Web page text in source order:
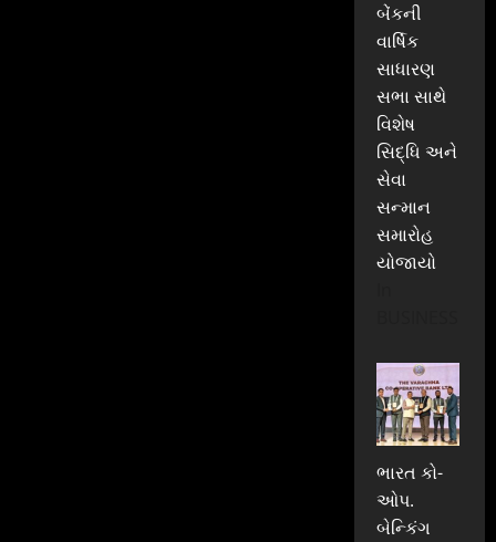
બેંકની
વાર્ષિક
સાધારણ
સભા સાથે
વિશેષ
સિદ્ધિ અને
સેવા
સન્માન
સમારોહ
યોજાયો
ભારત કો-
ઓપ.
બેન્કિંગ